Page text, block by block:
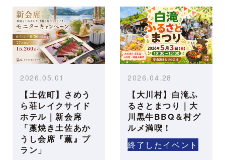
【土佐町】さめう
ら荘レイクサイド
ホテル｜新会席
「藁焼き土佐あか
うし会席『薫』プ
ラン」
2026.05.01
【大川村】白滝ふ
るさとまつり｜大
川黒牛BBQ＆村グ
ルメ満喫！
2026.04.28
終了したイベント